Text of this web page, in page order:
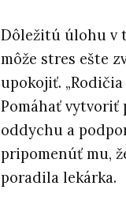
Dôležitú úlohu v
môže stres ešte
upokojiť.
Pomáhať vytvoriť
oddychu a
pripomenúť mu,
poradila lekárka.